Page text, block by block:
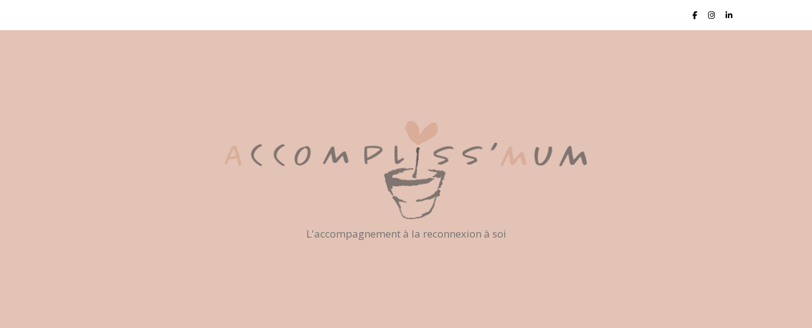
L'accompagnement à la reconnexion à soi